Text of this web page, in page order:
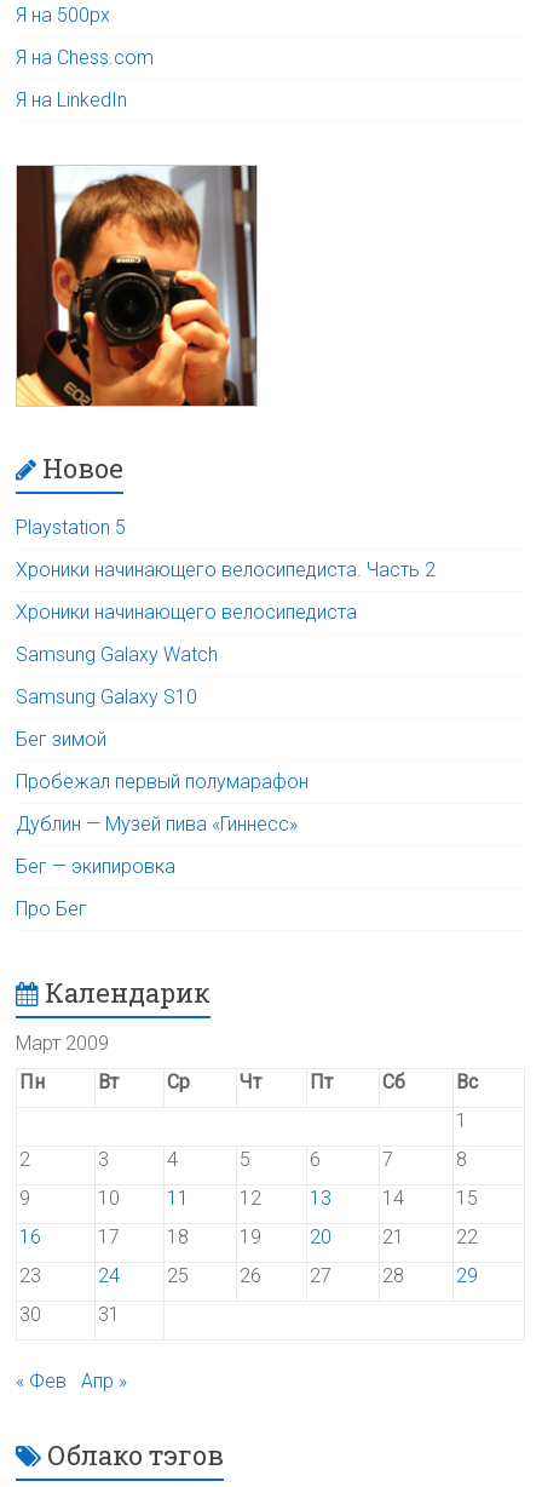
Я на 500px
Я на Chess.com
Я на LinkedIn
Новое
Playstation 5
Хроники начинающего велосипедиста. Часть 2
Хроники начинающего велосипедиста
Samsung Galaxy Watch
Samsung Galaxy S10
Бег зимой
Пробежал первый полумарафон
Дублин — Музей пива «Гиннесс»
Бег — экипировка
Про Бег
Календарик
Март 2009
Пн
Вт Ср Чт Пт Сб
Вс
1
2
3 4 5 6 7
8
9
10 11 12 13 14
15
16
17 18 19 20 21
22
23
24 25 26 27 28
29
30
31
« Фев Апр »
Облако тэгов